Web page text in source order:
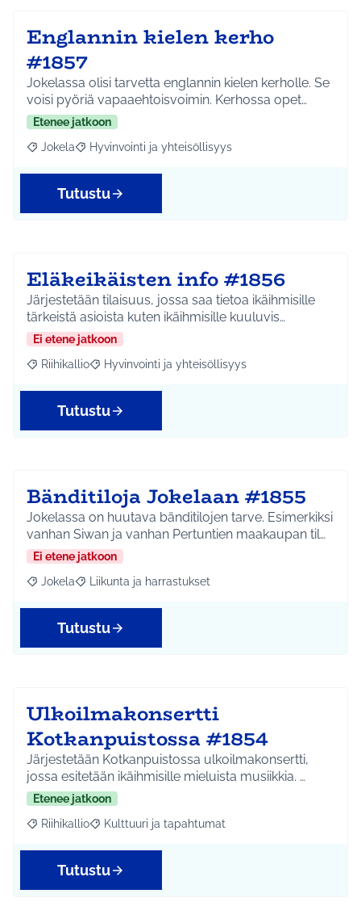
Englannin kielen kerho
#1857
Jokelassa olisi tarvetta englannin kielen kerholle. Se
voisi pyöriä vapaaehtoisvoimin. Kerhossa opet…
Etenee jatkoon
Rajaa tulokset aihepiirin mukaan: Jokela
Jokela Rajaa tulokset teeman mukaan: Hyvinvointi ja
Hyvinvointi ja yhteisöllisyys
Tutustu
Eläkeikäisten info #1856
Järjestetään tilaisuus, jossa saa tietoa ikäihmisille
tärkeistä asioista kuten ikäihmisille kuuluvis…
Ei etene jatkoon
Rajaa tulokset aihepiirin mukaan: Riihikallio
Riihikallio Rajaa tulokset teeman mukaan: Hyvinvointi ja
Hyvinvointi ja yhteisöllisyys
Tutustu
Bänditiloja Jokelaan #1855
Jokelassa on huutava bänditilojen tarve. Esimerkiksi
vanhan Siwan ja vanhan Pertuntien maakaupan til…
Ei etene jatkoon
Rajaa tulokset aihepiirin mukaan: Jokela
Jokela Rajaa tulokset teeman mukaan: Liikunta ja
Liikunta ja harrastukset
Tutustu
Ulkoilmakonsertti
Kotkanpuistossa #1854
Järjestetään Kotkanpuistossa ulkoilmakonsertti,
jossa esitetään ikäihmisille mieluista musiikkia. …
Etenee jatkoon
Rajaa tulokset aihepiirin mukaan: Riihikallio
Riihikallio Rajaa tulokset teeman mukaan: Kulttuuri ja
Kulttuuri ja tapahtumat
Tutustu